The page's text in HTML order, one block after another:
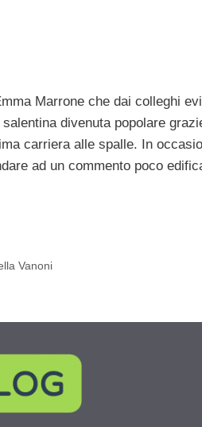
Marrone che dai colleghi
divenuta popolare
carriera alle spalle. In
ad un commento poco
Vanoni